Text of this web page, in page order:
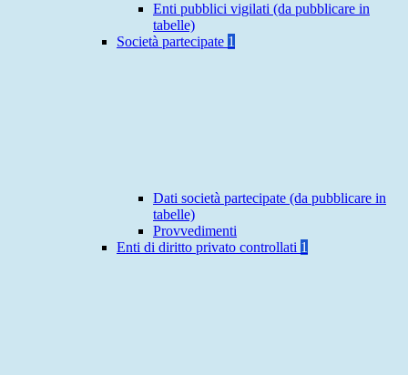
Enti pubblici vigilati (da pubblicare in
tabelle)
Società partecipate 1
Dati società partecipate (da pubblicare in
tabelle)
Provvedimenti
Enti di diritto privato controllati 1